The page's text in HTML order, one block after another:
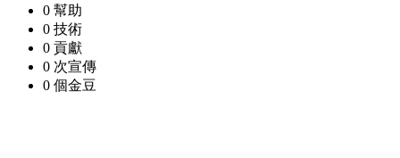
0 幫助
0 技術
0 貢獻
0 次宣傳
0 個金豆